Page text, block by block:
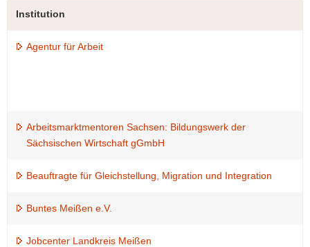
Institution
Agentur für Arbeit
Arbeitsmarktmentoren Sachsen: Bildungswerk der
Sächsischen Wirtschaft gGmbH
Beauftragte für Gleichstellung, Migration und Integration
Buntes Meißen e.V.
Jobcenter Landkreis Meißen